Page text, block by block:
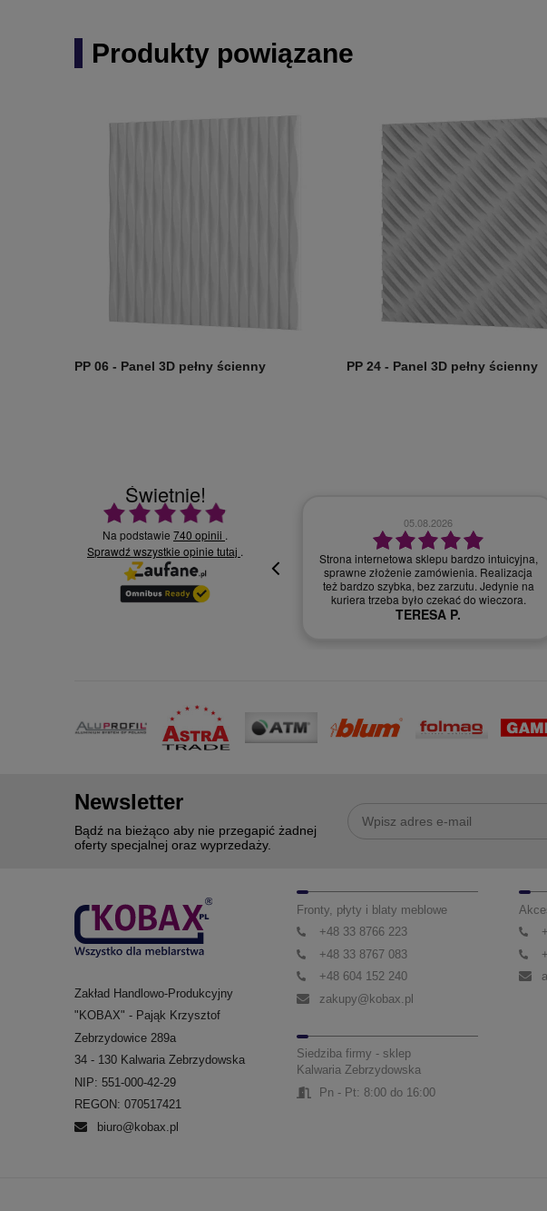
Produkty powiązane
PP 06 - Panel 3D pełny ścienny PP 24 - Panel 3D pełny ścienny
Świetnie!
Ocena średnia 4.9 na 5
Na podstawie 740 opinii .
Sprawdź wszystkie opinie tutaj .
30.07.2026
oki
30.07.2026
Wszystko super, miła i profesjonalna
obsługa.
Newsletter
Bądź na bieżąco aby nie przegapić żadnej
oferty specjalnej oraz wyprzedaży.
Zakład Handlowo-Produkcyjny
"KOBAX" - Pająk Krzysztof
Zebrzydowice 289a
34 - 130 Kalwaria Zebrzydowska
NIP: 551-000-42-29
REGON: 070517421
biuro@kobax.pl
Fronty, płyty i blaty meblowe
+48 33 8766 223
+48 33 8767 083
+48 604 152 240
zakupy@kobax.pl
Siedziba firmy - sklep
Kalwaria Zebrzydowska
Pn - Pt: 8:00 do 16:00